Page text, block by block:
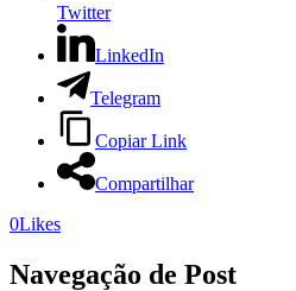
Twitter
LinkedIn
Telegram
Copiar Link
Compartilhar
0Likes
Navegação de Post